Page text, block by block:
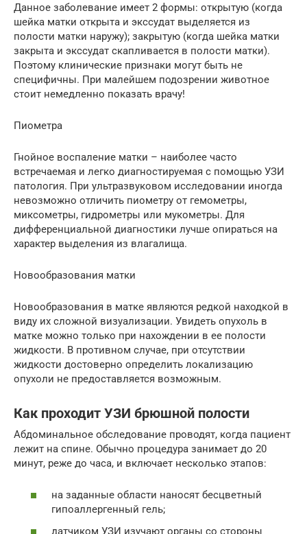
Данное заболевание имеет 2 формы: открытую (когда
шейка матки открыта и экссудат выделяется из
полости матки наружу); закрытую (когда шейка матки
закрыта и экссудат скапливается в полости матки).
Поэтому клинические признаки могут быть не
специфичны. При малейшем подозрении животное
стоит немедленно показать врачу!
Пиометра
Гнойное воспаление матки – наиболее часто
встречаемая и легко диагностируемая с помощью УЗИ
патология. При ультразвуковом исследовании иногда
невозможно отличить пиометру от гемометры,
миксометры, гидрометры или мукометры. Для
дифференциальной диагностики лучше опираться на
характер выделения из влагалища.
Новообразования матки
Новообразования в матке являются редкой находкой в
виду их сложной визуализации. Увидеть опухоль в
матке можно только при нахождении в ее полости
жидкости. В противном случае, при отсутствии
жидкости достоверно определить локализацию
опухоли не предоставляется возможным.
Как проходит УЗИ брюшной полости
Абдоминальное обследование проводят, когда пациент
лежит на спине. Обычно процедура занимает до 20
минут, реже до часа, и включает несколько этапов:
на заданные области наносят бесцветный
гипоаллергенный гель;
датчиком УЗИ изучают органы со стороны